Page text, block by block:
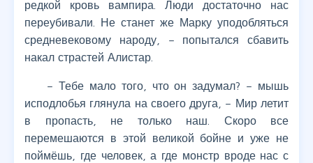
редкой кровь вампира. Люди достаточно нас
переубивали. Не станет же Марку уподобляться
средневековому народу, – попытался сбавить
накал страстей Алистар.
– Тебе мало того, что он задумал? – мышь
исподлобья глянула на своего друга, – Мир летит
в пропасть, не только наш. Скоро все
перемешаются в этой великой бойне и уже не
поймёшь, где человек, а где монстр вроде нас с